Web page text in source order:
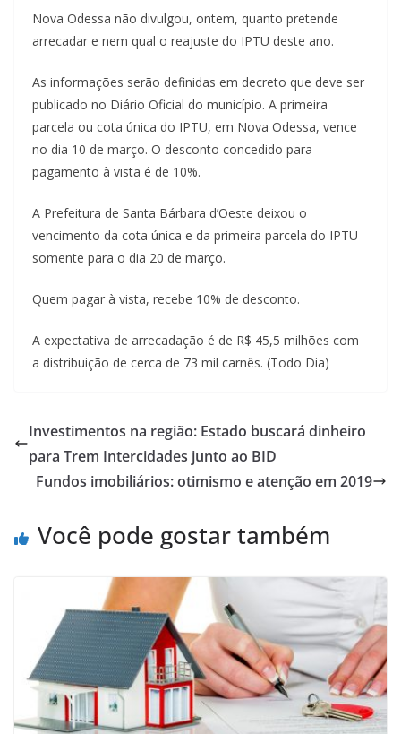
Nova Odessa não divulgou, ontem, quanto pretende
arrecadar e nem qual o reajuste do IPTU deste ano.
As informações serão definidas em decreto que deve ser
publicado no Diário Oficial do município. A primeira
parcela ou cota única do IPTU, em Nova Odessa, vence
no dia 10 de março. O desconto concedido para
pagamento à vista é de 10%.
A Prefeitura de Santa Bárbara d’Oeste deixou o
vencimento da cota única e da primeira parcela do IPTU
somente para o dia 20 de março.
Quem pagar à vista, recebe 10% de desconto.
A expectativa de arrecadação é de R$ 45,5 milhões com
a distribuição de cerca de 73 mil carnês. (Todo Dia)
Investimentos na região: Estado buscará dinheiro
para Trem Intercidades junto ao BID
Fundos imobiliários: otimismo e atenção em 2019
Você pode gostar também